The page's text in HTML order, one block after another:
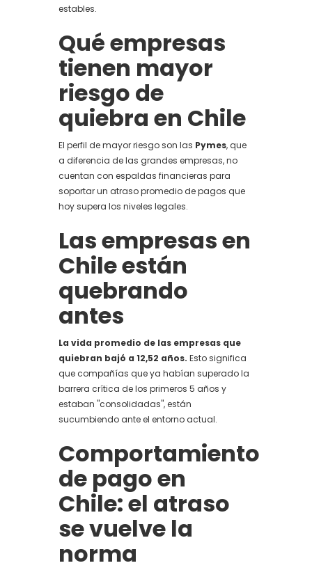
estables.
Qué empresas
tienen mayor
riesgo de
quiebra en Chile
El perfil de mayor riesgo son las Pymes, que
a diferencia de las grandes empresas, no
cuentan con espaldas financieras para
soportar un atraso promedio de pagos que
hoy supera los niveles legales.
Las empresas en
Chile están
quebrando
antes
La vida promedio de las empresas que
quiebran bajó a 12,52 años. Esto significa
que compañías que ya habían superado la
barrera crítica de los primeros 5 años y
estaban "consolidadas", están
sucumbiendo ante el entorno actual.
Comportamiento
de pago en
Chile: el atraso
se vuelve la
norma